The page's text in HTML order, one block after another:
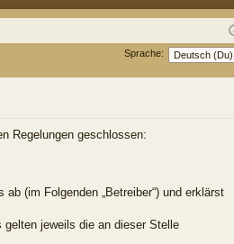
Q m
el
de
ist
rie
re
Sprache:
Regelungen geschlossen:
(im Folgenden „Betreiber“) und erklärst
jeweils die an dieser Stelle